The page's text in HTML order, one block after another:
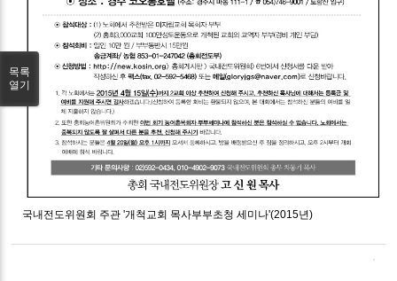
국내전도위원회 주관 '개척교회 목사부부초청 세미나'(2015년)
목록
열기